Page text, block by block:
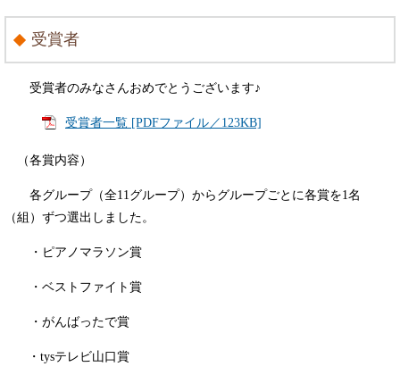
受賞者
受賞者のみなさんおめでとうございます♪
受賞者一覧 [PDFファイル／123KB]
（各賞内容）
各グループ（全11グループ）からグループごとに各賞を1名
（組）ずつ選出しました。
・ピアノマラソン賞
・ベストファイト賞
・がんばったで賞
・tysテレビ山口賞